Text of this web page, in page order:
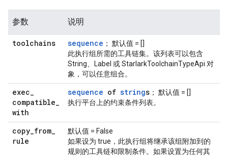
参数 说明
toolchains sequence ； 默认值 = []
此执行组所需的工具链集。该列表可以包含
String、Label 或 StarlarkToolchainTypeApi 对
象，可以任意组合。
exec_
compatible_
with
sequence of strings ； 默认值 = []
执行平台上的约束条件列表。
copy_from_
rule
默认值 = False
如果设为 true，此执行组将继承该组附加到的
规则的工具链和限制条件。如果设置为任何其